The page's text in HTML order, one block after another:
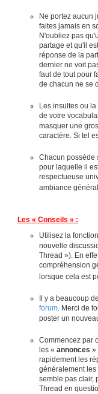
Ne portez aucun
faites jamais en
N'oubliez pas
partage et qu'il
réponse de la
dernier ne voit
faut de tout pour
de chacun ne se
Les insultes ou
de votre
masquer une
caractère. Si tel
Chacun possède
pour laquelle il
respectueuse
ambiance
Les « Conseils » :
Utilisez la
nouvelle
Thread »). En
compréhension
lorsque cela est
Il y a beaucoup
forum . Merci de
poster un
Commencez par
les « annonces »
rapidement les
généralement
semble pas clair,
Thread en